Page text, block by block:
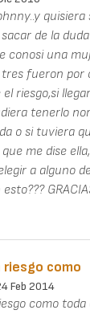
quisiera
de la
conosi una
fueron por
riesgo,si
tenerlo
o si tuviera
me dise
a alguno
riesgo como
Feb 2014
como